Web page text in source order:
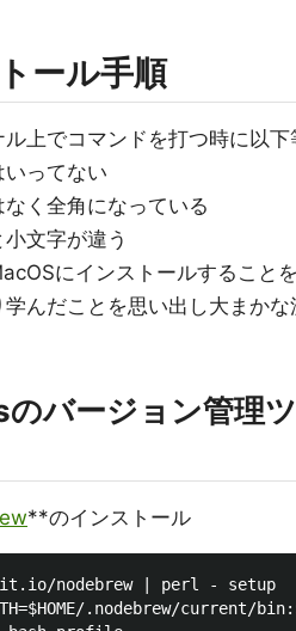
ール手順
ル上でコマンドを打つ時に以下
いってない
く全角になっている
文字が違う
にインストールすることを
学んだことを思い出し大まか
バージョン管理
**のインストール
nodebrew | perl - setup
.nodebrew/current/